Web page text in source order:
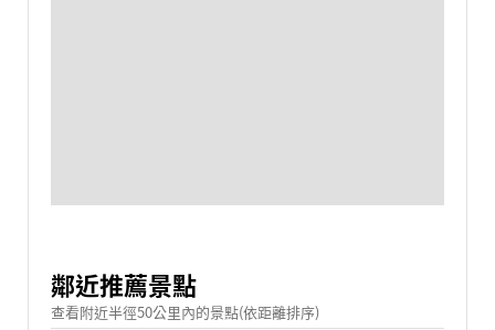
鄰近推薦景點
查看附近半徑50公里內的景點(依距離排序)